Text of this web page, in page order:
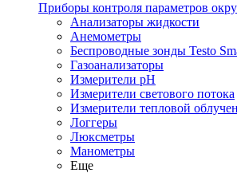
Приборы контроля параметров
Анализаторы жидкости
Анемометры
Беспроводные зонды Testo
Газоанализаторы
Измерители pH
Измерители светового потока
Измерители тепловой
Логгеры
Люксметры
Манометры
Еще